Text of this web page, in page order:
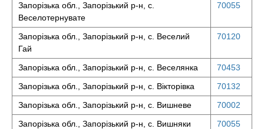
Запорізька обл., Запорізький р-н, с.
Веселотернувате
70055
Запорізька обл., Запорізький р-н, с. Веселий
Гай
70120
Запорізька обл., Запорізький р-н, с. Веселянка
70453
Запорізька обл., Запорізький р-н, с. Вікторівка
70132
Запорізька обл., Запорізький р-н, с. Вишневе
70002
Запорізька обл., Запорізький р-н, с. Вишняки
70055